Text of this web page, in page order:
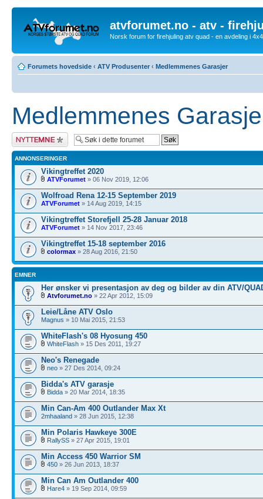
atvforumet.no - atv -
Norsk forum for firehjuling atv quad - en avdeling i
Forumets hovedside ‹ ATV Produsenter ‹ Medlemmenes Garasjer
Medlemmenes
Legg inn et nytt
emne
ANNONSERINGER
Vikingtreffet 2020
ATVForumet » 06 Nov 2019, 12:06
Wolfroad Rena 12-15 September 2019
ATVForumet » 14 Aug 2019, 14:15
Vikingtreffet Storefjell 25-28 Januar 2018
ATVForumet » 14 Nov 2017, 23:46
Vikingtreffet 15-18 september 2016
colormax » 28 Aug 2016, 21:50
EMNER
Her ønsker vi presentasjon av deg og bilder av din ATV/
Atvforumet.no » 22 Apr 2012, 15:09
Leie/Låne ATV Oslo
Magnus » 10 Mai 2015, 21:53
WhiteFlash's 08 Hyosung 450
WhiteFlash » 15 Des 2011, 19:27
Neo's Renegade
neo » 27 Des 2014, 09:24
Bidda's ATV garasje
Bidda » 20 Mar 2014, 18:35
Min Can-Am 400 Outlander Max Xt
2mhaaland » 28 Jun 2015, 12:38
Min Polaris Hawkeye 300E
RallySS » 27 Apr 2015, 19:01
Min Access 450 Warrior SM
450 » 26 Jun 2013, 18:37
Min Can Am Outlander 400
Hare4 » 19 Sep 2014, 09:59